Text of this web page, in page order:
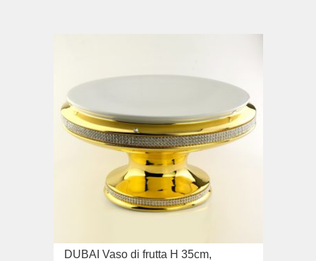
DUBAI Vaso di frutta H 35cm,